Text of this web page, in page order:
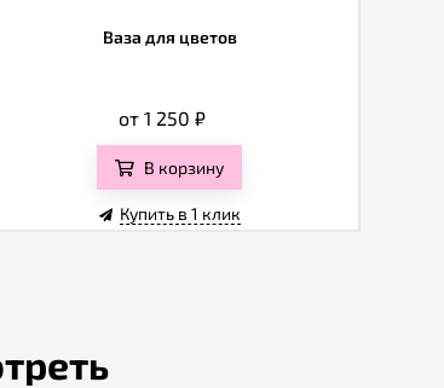
Ваза для цветов
от 1 250 ₽
В корзину
Купить в 1 клик